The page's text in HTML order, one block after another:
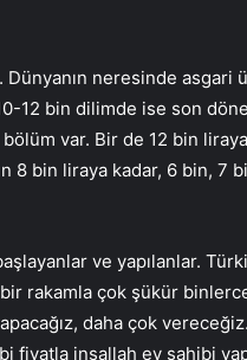
neresinde asgari
12 bin dilimde ise son
var. Bir de 12 bin
8 bin liraya kadar, 6 bin, 7
ve yapılanlar.
bir rakamla çok şükür
daha çok
fiyatla inşallah ev sahibi